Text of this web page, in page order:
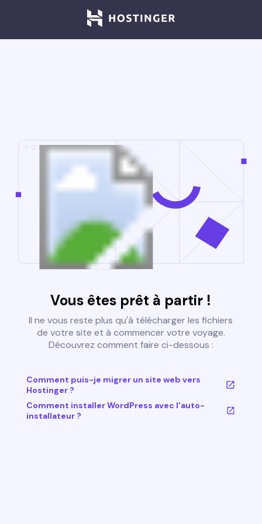
Vous êtes prêt à partir !
Il ne vous reste plus qu'à télécharger les fichiers
de votre site et à commencer votre voyage.
Découvrez comment faire ci-dessous :
Comment puis-je migrer un site web vers
Hostinger ?
Comment installer WordPress avec l'auto-
installateur ?